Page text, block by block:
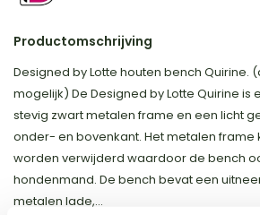
Productomschrijving
Designed by Lotte houten bench Quirine.
mogelijk) De Designed by Lotte Quirine is
stevig zwart metalen frame en een licht
onder- en bovenkant. Het metalen frame
worden verwijderd waardoor de bench
hondenmand. De bench bevat een
metalen lade,...